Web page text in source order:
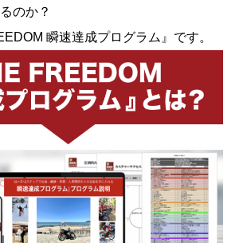
のか？
瞬速達成プログラム』です。